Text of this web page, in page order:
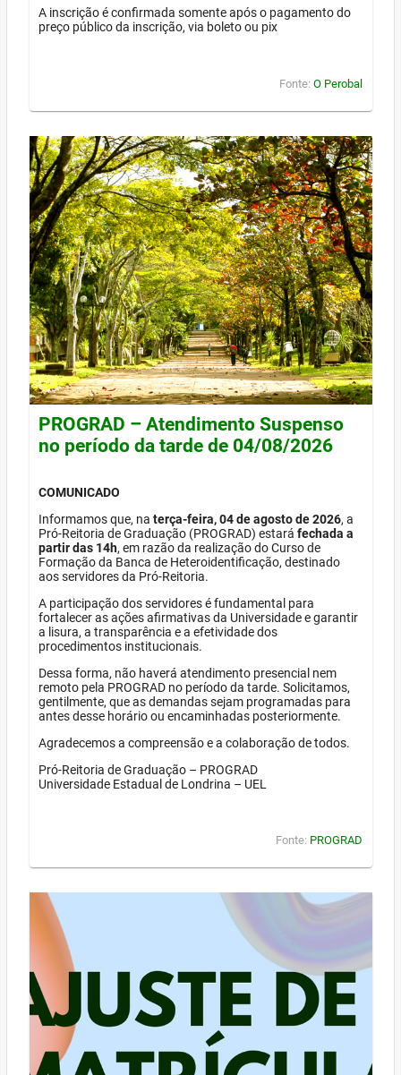
A inscrição é confirmada somente após o pagamento do
preço público da inscrição, via boleto ou pix
Fonte: O Perobal
PROGRAD – Atendimento Suspenso
no período da tarde de 04/08/2026
COMUNICADO
Informamos que, na terça-feira, 04 de agosto de 2026, a
Pró-Reitoria de Graduação (PROGRAD) estará fechada a
partir das 14h, em razão da realização do Curso de
Formação da Banca de Heteroidentificação, destinado
aos servidores da Pró-Reitoria.
A participação dos servidores é fundamental para
fortalecer as ações afirmativas da Universidade e garantir
a lisura, a transparência e a efetividade dos
procedimentos institucionais.
Dessa forma, não haverá atendimento presencial nem
remoto pela PROGRAD no período da tarde. Solicitamos,
gentilmente, que as demandas sejam programadas para
antes desse horário ou encaminhadas posteriormente.
Agradecemos a compreensão e a colaboração de todos.
Pró-Reitoria de Graduação – PROGRAD
Universidade Estadual de Londrina – UEL
Fonte: PROGRAD